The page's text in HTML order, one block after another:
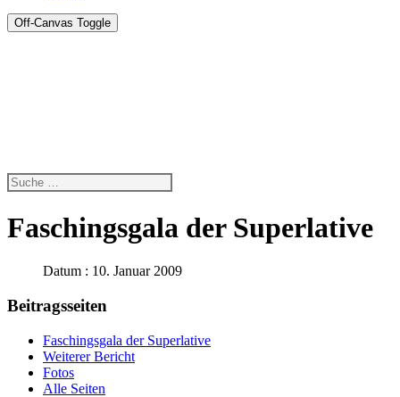
Off-Canvas Toggle
Faschingsgala der Superlative
Datum : 10. Januar 2009
Beitragsseiten
Faschingsgala der Superlative
Weiterer Bericht
Fotos
Alle Seiten